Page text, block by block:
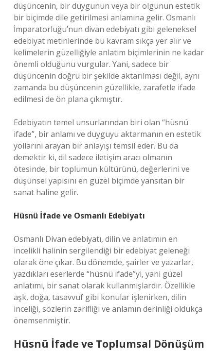
düşüncenin, bir duygunun veya bir olgunun estetik
bir biçimde dile getirilmesi anlamına gelir. Osmanlı
İmparatorluğu’nun divan edebiyatı gibi geleneksel
edebiyat metinlerinde bu kavram sıkça yer alır ve
kelimelerin güzelliğiyle anlatım biçimlerinin ne kadar
önemli olduğunu vurgular. Yani, sadece bir
düşüncenin doğru bir şekilde aktarılması değil, aynı
zamanda bu düşüncenin güzellikle, zarafetle ifade
edilmesi de ön plana çıkmıştır.
Edebiyatın temel unsurlarından biri olan “hüsnü
ifade”, bir anlamı ve duyguyu aktarmanın en estetik
yollarını arayan bir anlayışı temsil eder. Bu da
demektir ki, dil sadece iletişim aracı olmanın
ötesinde, bir toplumun kültürünü, değerlerini ve
düşünsel yapısını en güzel biçimde yansıtan bir
sanat haline gelir.
Hüsnü İfade ve Osmanlı Edebiyatı
Osmanlı Divan edebiyatı, dilin ve anlatımın en
incelikli halinin sergilendiği bir edebiyat geleneği
olarak öne çıkar. Bu dönemde, şairler ve yazarlar,
yazdıkları eserlerde “hüsnü ifade”yi, yani güzel
anlatımı, bir sanat olarak kullanmışlardır. Özellikle
aşk, doğa, tasavvuf gibi konular işlenirken, dilin
inceliği, sözlerin zarifliği ve anlamın derinliği oldukça
önemsenmiştir.
Hüsnü İfade ve Toplumsal Dönüşüm